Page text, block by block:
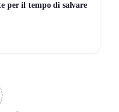
per il tempo di salvare